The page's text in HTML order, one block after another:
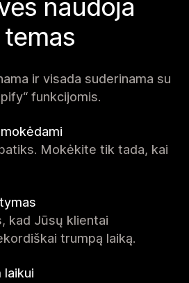
naudoja
temas
ir visada suderinama su
funkcijomis.
Mokėkite tik tada, kai
kad Jūsų klientai
trumpą laiką.
laikui